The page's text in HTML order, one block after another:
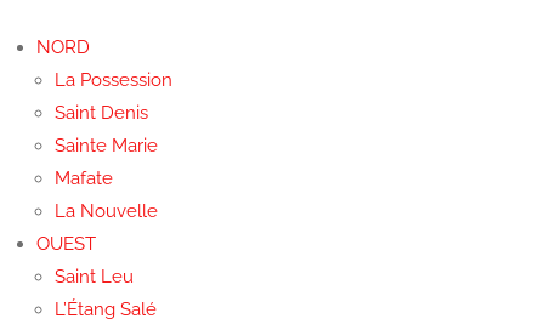
NORD
La Possession
Saint Denis
Sainte Marie
Mafate
La Nouvelle
OUEST
Saint Leu
L’Étang Salé